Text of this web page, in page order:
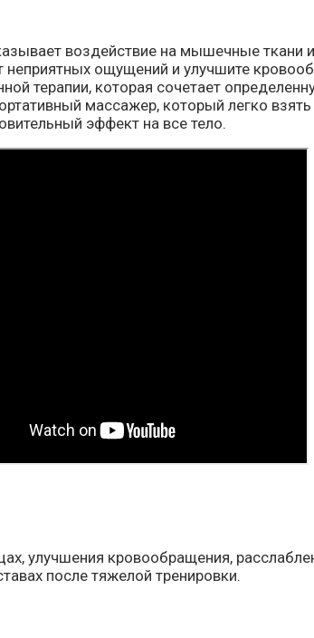
воздействие на мышечные ткани и
неприятных ощущений и улучшите
терапии, которая сочетает
массажер, который легко
эффект на все тело.
улучшения кровообращения,
после тяжелой тренировки.